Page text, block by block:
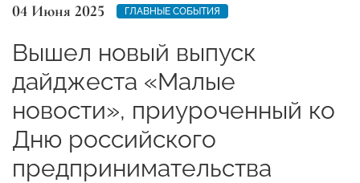
04 Июня 2025 ГЛАВНЫЕ СОБЫТИЯ
Вышел новый выпуск
дайджеста «Малые
новости», приуроченный ко
Дню российского
предпринимательства